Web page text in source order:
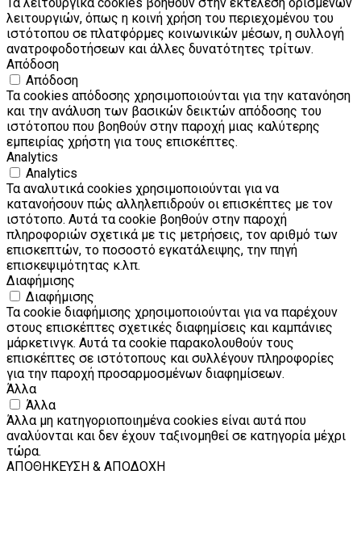
λειτουργιών, όπως η κοινή χρήση του περιεχομένου του
ιστότοπου σε πλατφόρμες κοινωνικών μέσων, η συλλογή
ανατροφοδοτήσεων και άλλες δυνατότητες τρίτων.
Απόδοση
Απόδοση
Τα cookies απόδοσης χρησιμοποιούνται για την κατανόηση
και την ανάλυση των βασικών δεικτών απόδοσης του
ιστότοπου που βοηθούν στην παροχή μιας καλύτερης
εμπειρίας χρήστη για τους επισκέπτες.
Analytics
Analytics
Τα αναλυτικά cookies χρησιμοποιούνται για να
κατανοήσουν πώς αλληλεπιδρούν οι επισκέπτες με τον
ιστότοπο. Αυτά τα cookie βοηθούν στην παροχή
πληροφοριών σχετικά με τις μετρήσεις, τον αριθμό των
επισκεπτών, το ποσοστό εγκατάλειψης, την πηγή
επισκεψιμότητας κ.λπ.
Διαφήμισης
Διαφήμισης
Τα cookie διαφήμισης χρησιμοποιούνται για να παρέχουν
στους επισκέπτες σχετικές διαφημίσεις και καμπάνιες
μάρκετινγκ. Αυτά τα cookie παρακολουθούν τους
επισκέπτες σε ιστότοπους και συλλέγουν πληροφορίες
για την παροχή προσαρμοσμένων διαφημίσεων.
Άλλα
Άλλα
Άλλα μη κατηγοριοποιημένα cookies είναι αυτά που
αναλύονται και δεν έχουν ταξινομηθεί σε κατηγορία μέχρι
τώρα.
ΑΠΟΘΗΚΕΥΣΗ & ΑΠΟΔΟΧΗ